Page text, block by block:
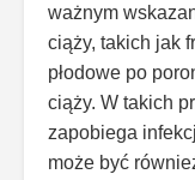
ważnym
ciąży, takich jak
płodowe po
ciąży. W takich
zapobiega
może być